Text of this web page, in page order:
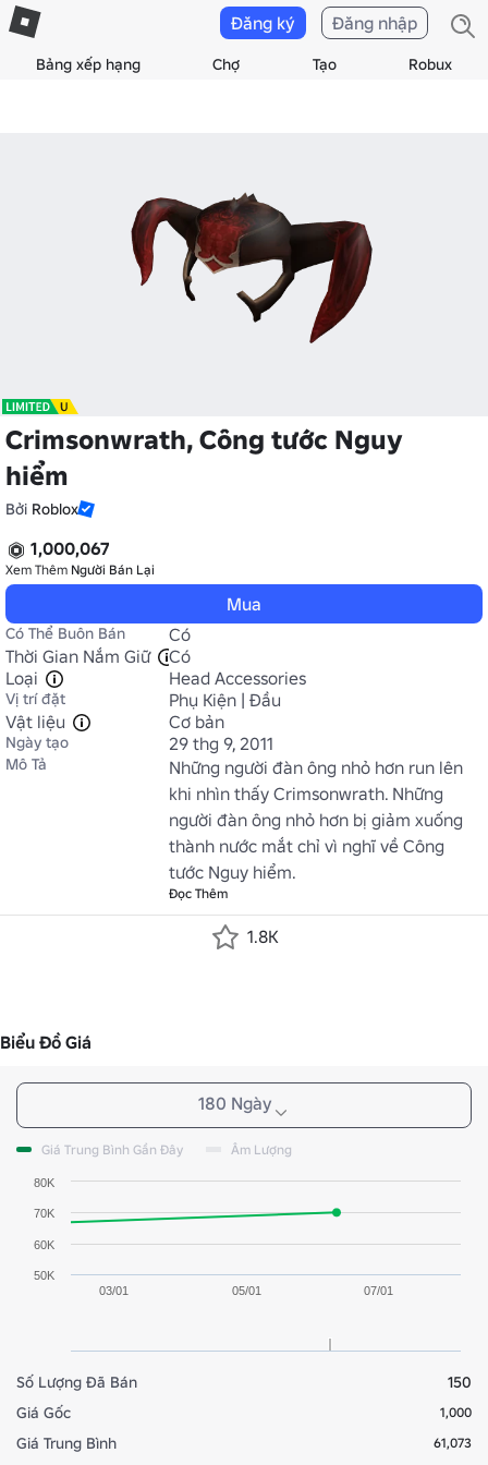
Bảng xếp hạng Chợ Tạo Robux
Đăng ký Đăng nhập
Crimsonwrath, Công tước Nguy
hiểm
Bởi Roblox
1,000,067
Xem Thêm Người Bán Lại
Mua
Có Thể Buôn Bán
Có
Thời Gian Nắm Giữ
Có
Loại
Head Accessories
Vị trí đặt
Phụ Kiện | Đầu
Vật liệu
Cơ bản
Ngày tạo 29 thg 9, 2011
Mô Tả
Những người đàn ông nhỏ hơn run lên
khi nhìn thấy Crimsonwrath. Những
người đàn ông nhỏ hơn bị giảm xuống
thành nước mắt chỉ vì nghĩ về Công
tước Nguy hiểm.
Đọc Thêm
1.8K
Biểu Đồ Giá
180 Ngày
Giá Trung Bình Gần Đây Âm Lượng
03/01 05/01 07/01
50K
60K
70K
80K
Số Lượng Đã Bán
150
Giá Gốc
1,000
Giá Trung Bình 61,073